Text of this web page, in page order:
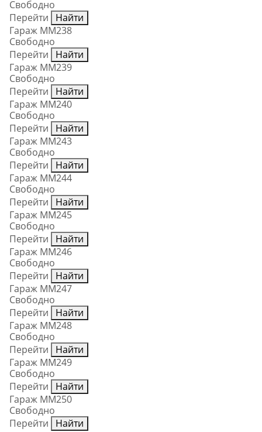
Свободно
Перейти
Найти
Гараж ММ238
Свободно
Перейти
Найти
Гараж ММ239
Свободно
Перейти
Найти
Гараж ММ240
Свободно
Перейти
Найти
Гараж ММ243
Свободно
Перейти
Найти
Гараж ММ244
Свободно
Перейти
Найти
Гараж ММ245
Свободно
Перейти
Найти
Гараж ММ246
Свободно
Перейти
Найти
Гараж ММ247
Свободно
Перейти
Найти
Гараж ММ248
Свободно
Перейти
Найти
Гараж ММ249
Свободно
Перейти
Найти
Гараж ММ250
Свободно
Перейти
Найти